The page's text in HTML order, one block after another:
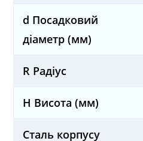
d Посадковий
діаметр (мм)
R Радіус
H Висота (мм)
Сталь корпусу